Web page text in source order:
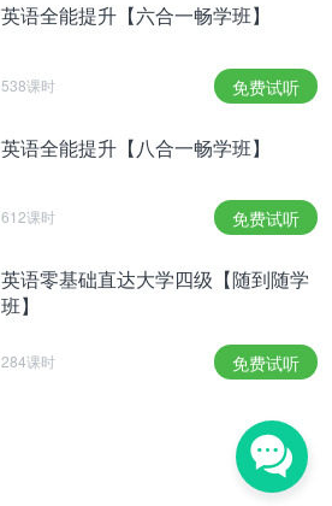
英语全能提升【六合一畅学班】
538课时 免费试听
英语全能提升【八合一畅学班】
612课时 免费试听
英语零基础直达大学四级【随到随学
班】
284课时 免费试听